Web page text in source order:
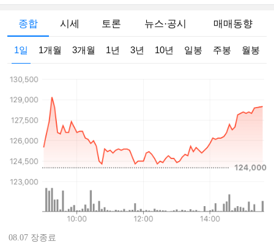
종합 시세 토론 뉴스·공시 매매동향
1일 1개월 3개월 1년 3년 10년 일봉 주봉 월봉
08.07 장종료